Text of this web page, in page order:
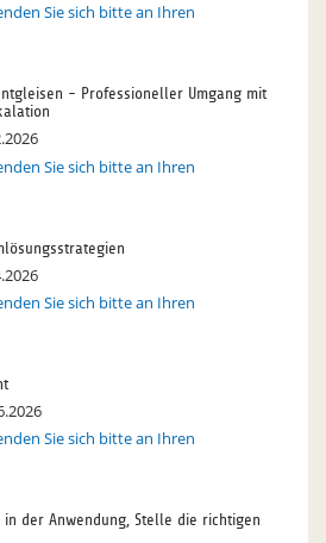
Sie sich bitte an Ihren
- Professioneller Umgang mit
Sie sich bitte an Ihren
Sie sich bitte an Ihren
Sie sich bitte an Ihren
in der Anwendung, Stelle die richtigen